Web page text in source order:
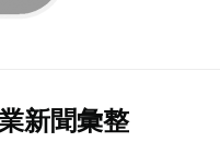
新聞彙整